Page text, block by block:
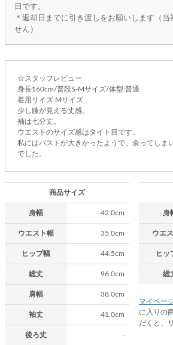
日です。
＊返却日までに引き渡しをお願いします（当
せん）
☆スタッフレビュー
身長160cm/普段S-Mサイズ/体型:普通
着用サイズ:Mサイズ
少し膝が見える丈感。
袖は七分丈。
ウエストのサイズ感はタイト目です。
私にはバストが大きかったようで、余ってしま
でした。
商品サイズ
身幅 42.0cm
ウエスト幅 35.0cm
ヒップ幅 44.5cm
総丈 96.0cm
肩幅 38.0cm
袖丈 41.0cm
後ろ丈 -
身
ウエ
ヒッ
総
マイペー
に入りの
だくと、